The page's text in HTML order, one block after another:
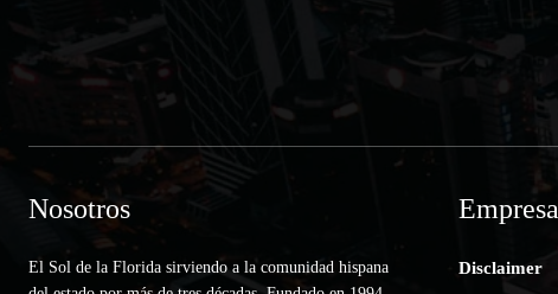
Nosotros
El Sol de la Florida sirviendo a la comunidad hispana
Empresa
Disclaimer